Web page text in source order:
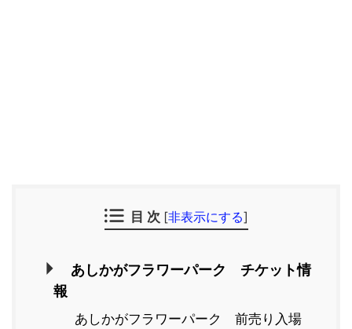
目 次 [非表示にする]
あしかがフラワーパーク チケット情
報
あしかがフラワーパーク 前売り入場